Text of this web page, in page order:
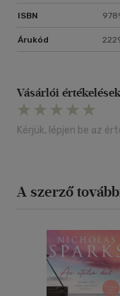
ISBN
Árukód
Vásárlói
Kérjük, lépjen be az
A szerző